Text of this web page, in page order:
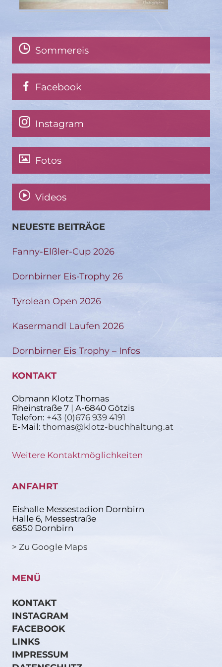
Sommereis
Facebook
Instagram
Fotos
Videos
NEUESTE BEITRÄGE
Fanny-Elßler-Cup 2026
Dornbirner Eis-Trophy 26
Tyrolean Open 2026
Kasermandl Laufen 2026
Dornbirner Eis Trophy – Infos
KONTAKT
Obmann Klotz Thomas
Rheinstraße 7 | A-6840 Götzis
Telefon: +43 (0)676 939 4191
E-Mail: thomas@klotz-buchhaltung.at
Weitere Kontaktmöglichkeiten
ANFAHRT
Eishalle Messestadion Dornbirn
Halle 6, Messestraße
6850 Dornbirn
> Zu Google Maps
MENÜ
KONTAKT
INSTAGRAM
FACEBOOK
LINKS
IMPRESSUM